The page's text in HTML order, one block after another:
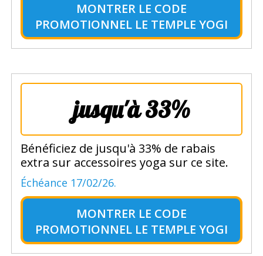
MONTRER LE CODE
PROMOTIONNEL LE TEMPLE YOGI
jusqu'à 33%
Bénéficiez de jusqu'à 33% de rabais
extra sur accessoires yoga sur ce site.
Échéance 17/02/26.
MONTRER LE CODE
PROMOTIONNEL LE TEMPLE YOGI